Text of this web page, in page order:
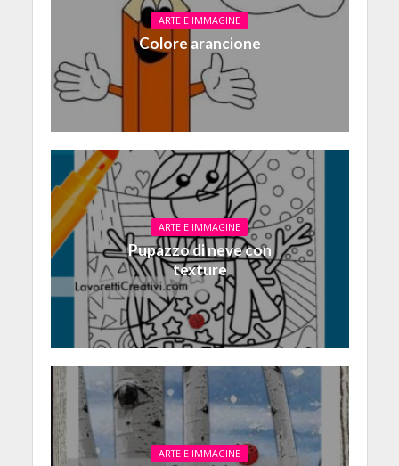
ARTE E IMMAGINE
Colore arancione
ARTE E IMMAGINE
Pupazzo di neve con
texture
ARTE E IMMAGINE